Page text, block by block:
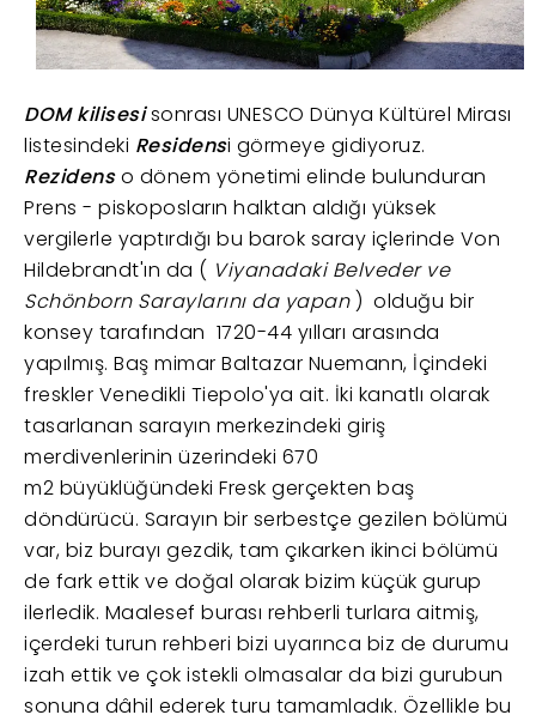
DOM kilisesisonrası UNESCO Dünya Kültürel Mirası
listesindeki Residensi görmeye gidiyoruz.
Rezidenso dönem yönetimi elinde bulunduran
Prens - piskoposların halktan aldığı yüksek
vergilerle yaptırdığı bu barok saray içlerinde Von
Hildebrandt'ın da ( Viyanadaki Belveder ve
Schönborn Saraylarını da yapan ) olduğu bir
konsey tarafından 1720-44 yılları arasında
yapılmış. Baş mimar Baltazar Nuemann, İçindeki
freskler Venedikli Tiepolo'ya ait. İki kanatlı olarak
tasarlanan sarayın merkezindeki giriş
merdivenlerinin üzerindeki 670
m2 büyüklüğündeki Fresk gerçekten baş
döndürücü. Sarayın bir serbestçe gezilen bölümü
var, biz burayı gezdik, tam çıkarken ikinci bölümü
de fark ettik ve doğal olarak bizim küçük gurup
ilerledik. Maalesef burası rehberli turlara aitmiş,
içerdeki turun rehberi bizi uyarınca biz de durumu
izah ettik ve çok istekli olmasalar da bizi gurubun
sonuna dâhil ederek turu tamamladık. Özellikle bu